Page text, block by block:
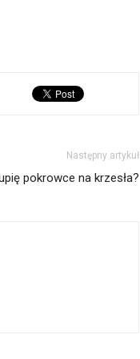
Następny artykuł
pokrowce na krzesła?